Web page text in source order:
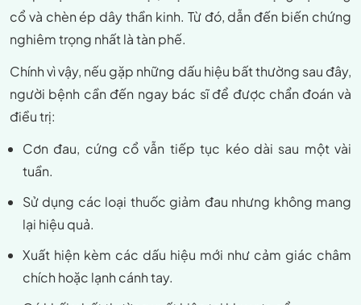
cổ và chèn ép dây thần kinh. Từ đó, dẫn đến biến chứng
nghiêm trọng nhất là tàn phế.
Chính vì vậy, nếu gặp những dấu hiệu bất thường sau đây,
người bệnh cần đến ngay bác sĩ để được chẩn đoán và
điều trị:
Cơn đau, cứng cổ vẫn tiếp tục kéo dài sau một vài
tuần.
Sử dụng các loại thuốc giảm đau nhưng không mang
lại hiệu quả.
Xuất hiện kèm các dấu hiệu mới như cảm giác châm
chích hoặc lạnh cánh tay.